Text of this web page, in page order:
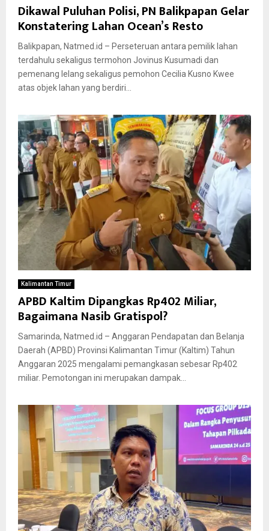
Dikawal Puluhan Polisi, PN Balikpapan Gelar
Konstatering Lahan Ocean’s Resto
Balikpapan, Natmed.id – Perseteruan antara pemilik lahan
terdahulu sekaligus termohon Jovinus Kusumadi dan
pemenang lelang sekaligus pemohon Cecilia Kusno Kwee
atas objek lahan yang berdiri...
Kalimantan Timur
APBD Kaltim Dipangkas Rp402 Miliar,
Bagaimana Nasib Gratispol?
Samarinda, Natmed.id – Anggaran Pendapatan dan Belanja
Daerah (APBD) Provinsi Kalimantan Timur (Kaltim) Tahun
Anggaran 2025 mengalami pemangkasan sebesar Rp402
miliar. Pemotongan ini merupakan dampak...